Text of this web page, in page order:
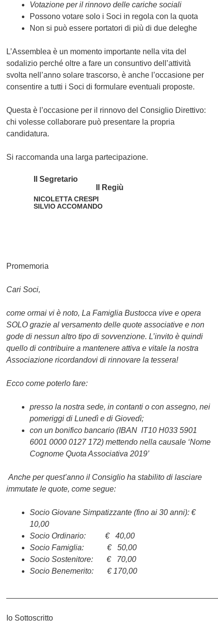
Votazione per il rinnovo delle cariche sociali
Possono votare solo i Soci in regola con la quota
Non si può essere portatori di più di due deleghe
L’Assemblea è un momento importante nella vita del
sodalizio perché oltre a fare un consuntivo dell’attività
svolta nell’anno solare trascorso, è anche l’occasione per
consentire a tutti i Soci di formulare eventuali proposte.
Questa è l’occasione per il rinnovo del Consiglio Direttivo:
chi volesse collaborare può presentare la propria
candidatura.
Si raccomanda una larga partecipazione.
Il Segretario
Il Regiù
NICOLETTA CRESPI
SILVIO ACCOMANDO
Promemoria
Cari Soci,
come ormai vi è noto, La Famiglia Bustocca vive e opera
SOLO grazie al versamento delle quote associative e non
gode di nessun altro tipo di sovvenzione. L’invito è quindi
quello di contribuire a mantenere attiva e vitale la nostra
Associazione ricordandovi di rinnovare la tessera!
Ecco come poterlo fare:
presso la nostra sede, in contanti o con assegno, nei
pomeriggi di Lunedì e di Giovedì;
con un bonifico bancario (IBAN IT10 H033 5901
6001 0000 0127 172) mettendo nella causale ‘Nome
Cognome Quota Associativa 2019’
Anche per quest’anno il Consiglio ha stabilito di lasciare
immutate le quote, come segue:
Socio Giovane Simpatizzante (fino ai 30 anni): €
10,00
Socio Ordinario: € 40,00
Socio Famiglia: € 50,00
Socio Sostenitore: € 70,00
Socio Benemerito: € 170,00
Io Sottoscritto